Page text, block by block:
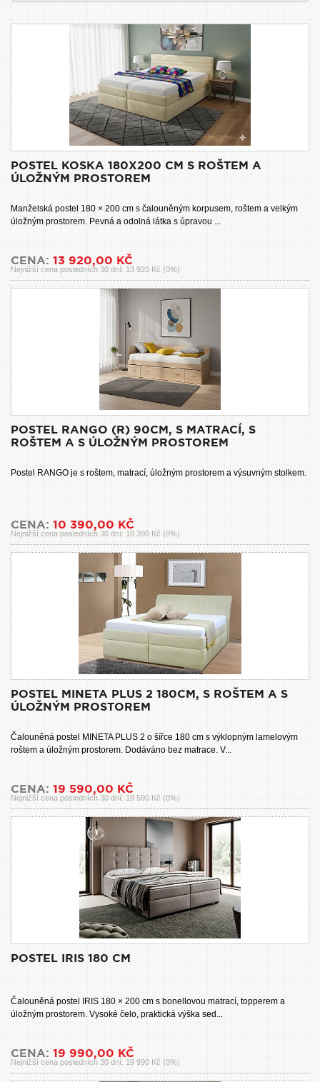
POSTEL KOSKA 180X200 CM S ROŠTEM A
ÚLOŽNÝM PROSTOREM
Manželská postel 180 × 200 cm s čalouněným korpusem, roštem a velkým
úložným prostorem. Pevná a odolná látka s úpravou ...
CENA: 13 920,00 KČ
Nejnižší cena posledních 30 dní: 13 920 Kč (0%)
POSTEL RANGO (R) 90CM, S MATRACÍ, S
ROŠTEM A S ÚLOŽNÝM PROSTOREM
Postel RANGO je s roštem, matrací, úložným prostorem a výsuvným stolkem.
CENA: 10 390,00 KČ
Nejnižší cena posledních 30 dní: 10 390 Kč (0%)
POSTEL MINETA PLUS 2 180CM, S ROŠTEM A S
ÚLOŽNÝM PROSTOREM
Čalouněná postel MINETA PLUS 2 o šířce 180 cm s výklopným lamelovým
roštem a úložným prostorem. Dodáváno bez matrace. V...
CENA: 19 590,00 KČ
Nejnižší cena posledních 30 dní: 19 590 Kč (0%)
POSTEL IRIS 180 CM
Čalouněná postel IRIS 180 × 200 cm s bonellovou matrací, topperem a
úložným prostorem. Vysoké čelo, praktická výška sed...
CENA: 19 990,00 KČ
Nejnižší cena posledních 30 dní: 19 990 Kč (0%)